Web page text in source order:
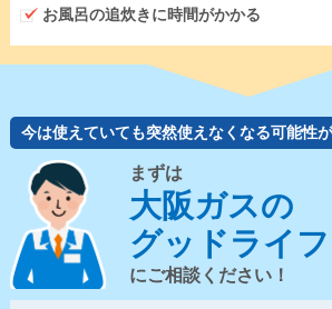
お風呂の追炊きに時間がかかる
今は使えていても突然使えなくなる可能性
まずは
大阪ガスの
グッドライ
にご相談ください！